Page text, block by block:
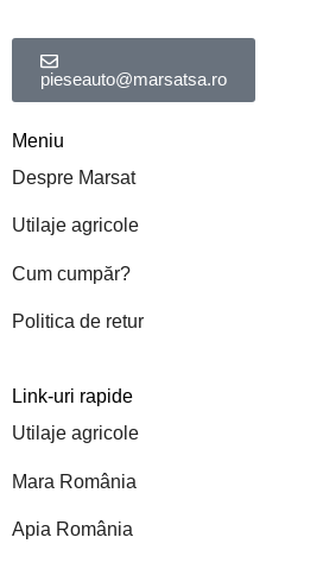
pieseauto@marsatsa.ro
Meniu
Despre Marsat
Utilaje agricole
Cum cumpăr?
Politica de retur
Link-uri rapide
Utilaje agricole
Mara România
Apia România